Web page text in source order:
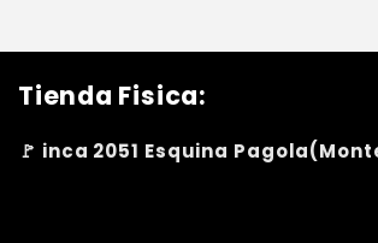
Tienda Fisica:
🚩 inca 2051 Esquina